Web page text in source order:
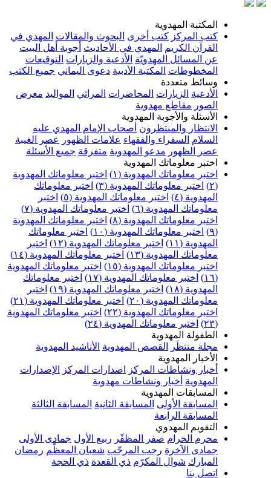
المهدوية
كتب أخرى البحوث والمقالات المهدي في
المهدي في الأحاديث أجوبة أهل البيت
المسائل المهدويّة الأدعية والزيارات التوقيعات
المكتبة الأدبية دعوى اليماني جميع الكتب
متعددة
الزيارات المحاضرات المراثي المواليد معرض
مقاطع مهدوية
والأجوبة المهدوية
والمنتظرون أصحاب الإمام المهدي عليه
السفراء والفقهاء علامات الظهور عصر الغيبة
مدعو المهدوية متفرقة جميع الأسئلة
معلوماتك المهدوية
معلوماتك المهدوية (١)
اختبر معلوماتك المهدوية
اختبر معلوماتك المهدوية (٣)
اختبر معلوماتك
اختبر معلوماتك المهدوية (٥)
اختبر
المهدوية (٦)
اختبر معلوماتك المهدوية (٧)
معلوماتك المهدوية (٨)
اختبر معلوماتك المهدوية
اختبر معلوماتك المهدوية (١٠)
اختبر معلوماتك
اختبر معلوماتك المهدوية (١٢)
اختبر
المهدوية (١٣)
اختبر معلوماتك المهدوية (١٤)
معلوماتك المهدوية (١٥)
اختبر معلوماتك المهدوية
اختبر معلوماتك المهدوية (١٧)
اختبر معلوماتك
اختبر معلوماتك المهدوية (١٩)
اختبر
المهدوية (٢٠)
اختبر معلوماتك المهدوية (٢١)
معلوماتك المهدوية (٢٢)
اختبر معلوماتك المهدوية
اختبر معلوماتك المهدوية (٢٤)
المهدوية
منتظَر
القصص المهدوية الأناشيد المهدوية
المهدوية
ونشاطات المركز اصدارات المركز الإصدارات
أخبار ونشاطات مهدوية
المهدوية
الأولى المسابقة الثانية المسابقة الثالثة
الرابعة
المهدوي
الحرام
صفر المظفّر ربيع الأول جمادى الأولى
رجب المرجّب شعبان المعظّم رمضان
شوال المكرّم ذي القعدة ذي الحجة